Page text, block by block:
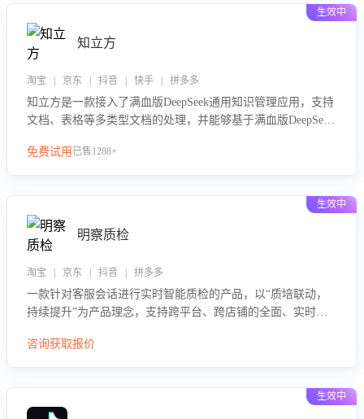
生效中
知立方
淘宝 | 京东 | 抖音 | 快手 | 拼多多
知立方是一款接入了满血版DeepSeek通用知识管理应用，支持
文档、表格等多类型文档的处理，并能够基于满血版DeepSeek
助用户高效管理和利用知识资源。通过该产品，用户可以轻松
免费试用 已售1288+
生效中
明察质检
淘宝 | 京东 | 抖音 | 拼多多
一款针对客服会话进行实时智能质检的产品，以“质培联动，
持续提升”为产品理念，支持跨平台、跨店铺的全面、实时、
队的销服能力。
咨询获取报价
生效中